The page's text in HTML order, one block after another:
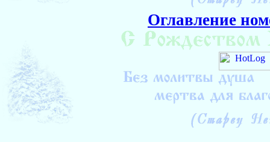
Оглавление